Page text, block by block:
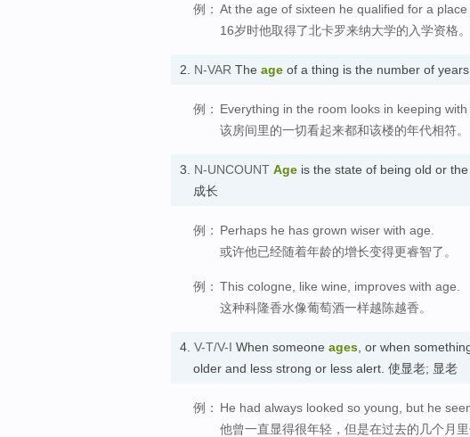
例： At the age of sixteen he qualified for a
16岁时他取得了北卡罗来纳大学的入学资格。
2. N-VAR The age of a thing is the number of
例： Everything in the room looks in keeping
该房间里的一切看起来都和该楼的年代相符。
3. N-UNCOUNT Age is the state of being old or
成长
例： Perhaps he has grown wiser with age.
或许他已经随着年龄的增长变得更睿智了。
例： This cologne, like wine, improves with age.
这种科隆香水像葡萄酒一样越陈越香。
4. V-T/V-I When someone ages , or when
older and less strong or less alert. 使显老; 显老
例： He had always looked so young, but he
他曾一直显得很年轻，但是在过去的几个月里